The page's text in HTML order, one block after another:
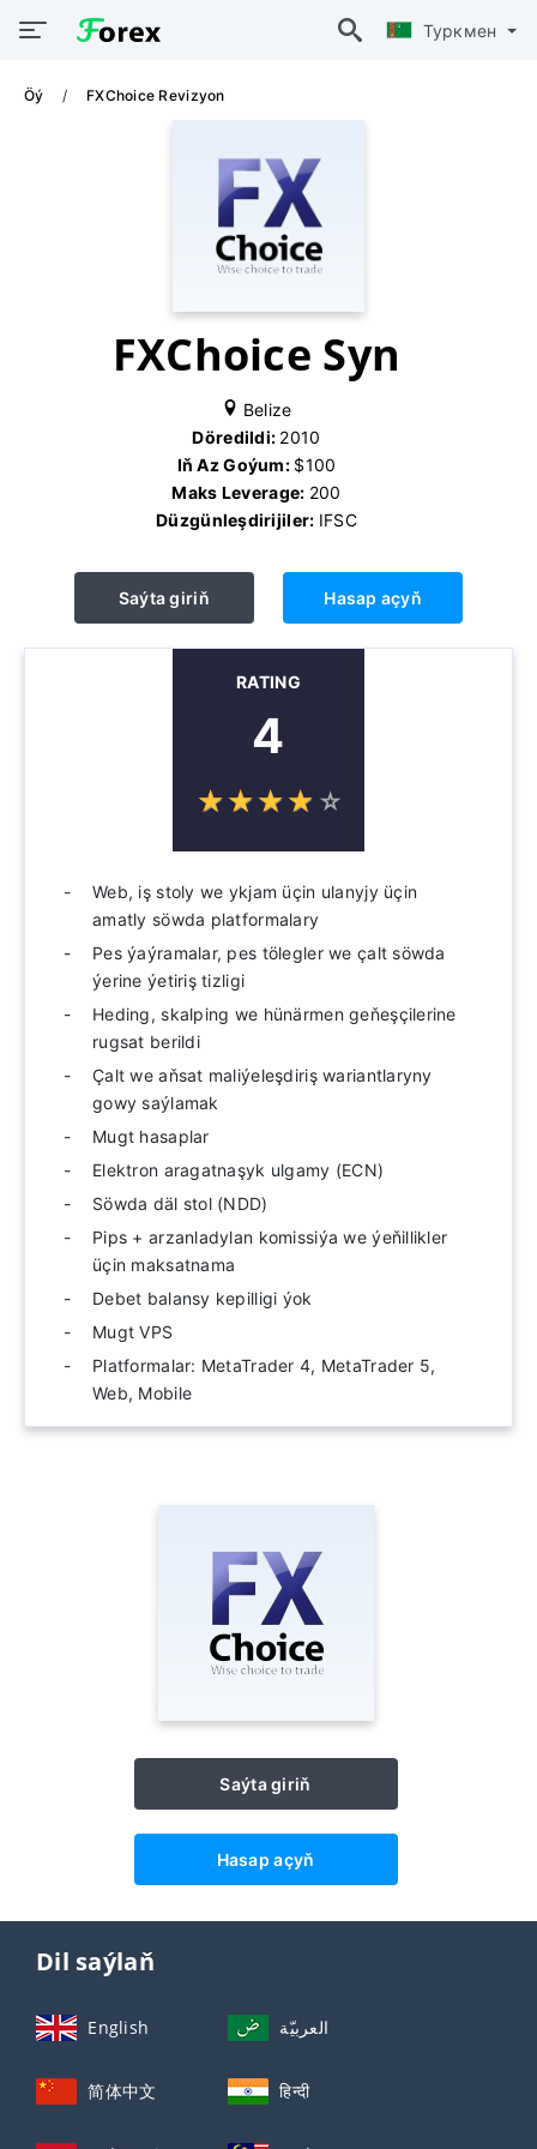
Туркмен
Öý FXChoice Revizyon
FXChoice Syn
Belize
Döredildi: 2010
Iň Az Goýum: $100
Maks Leverage: 200
Düzgünleşdirijiler: IFSC
Saýta giriň Hasap açyň
RATING
4
☆☆☆☆ ☆
★★★★ ★
Web, iş stoly we ykjam üçin ulanyjy üçin
amatly söwda platformalary
Pes ýaýramalar, pes tölegler we çalt söwda
ýerine ýetiriş tizligi
Heding, skalping we hünärmen geňeşçilerine
rugsat berildi
Çalt we aňsat maliýeleşdiriş wariantlaryny
gowy saýlamak
Mugt hasaplar
Elektron aragatnaşyk ulgamy (ECN)
Söwda däl stol (NDD)
Pips + arzanladylan komissiýa we ýeňillikler
üçin maksatnama
Debet balansy kepilligi ýok
Mugt VPS
Platformalar: MetaTrader 4, MetaTrader 5,
Web, Mobile
Saýta giriň
Hasap açyň
Dil saýlaň
English العربيّة
简体中文 हिन्दी